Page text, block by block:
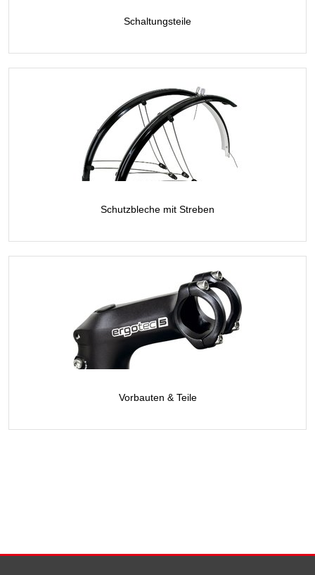
Schaltungsteile
Schutzbleche mit Streben
Vorbauten & Teile